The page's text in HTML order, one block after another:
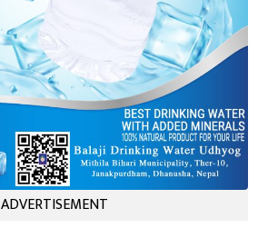
ADVERTISEMENT